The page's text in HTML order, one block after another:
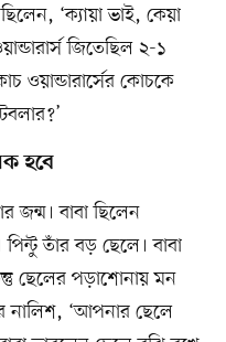
‘ক্যায়া ভাই, কেয়া
জিতেছিল ২-১
ওয়ান্ডারার্সের কোচকে
হবে
জন্ম। বাবা ছিলেন
তাঁর বড় ছেলে। বাবা
ছেলের পড়াশোনায় মন
নালিশ, ‘আপনার ছেলে